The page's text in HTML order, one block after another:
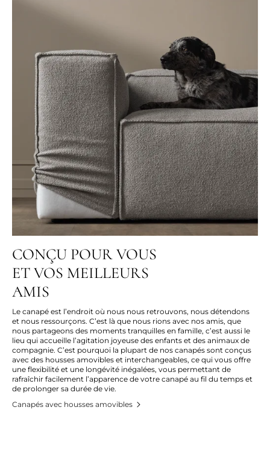
CONÇU POUR VOUS
ET VOS MEILLEURS
AMIS
Le canapé est l’endroit où nous nous retrouvons, nous détendons
et nous ressourçons. C’est là que nous rions avec nos amis, que
nous partageons des moments tranquilles en famille, c’est aussi le
lieu qui accueille l’agitation joyeuse des enfants et des animaux de
compagnie. C’est pourquoi la plupart de nos canapés sont conçus
avec des housses amovibles et interchangeables, ce qui vous offre
une flexibilité et une longévité inégalées, vous permettant de
rafraîchir facilement l’apparence de votre canapé au fil du temps et
de prolonger sa durée de vie.
Canapés avec housses amovibles